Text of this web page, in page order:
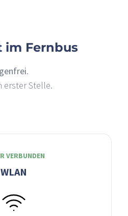
im Fernbus
.
erster Stelle.
VERBUNDEN
WLAN